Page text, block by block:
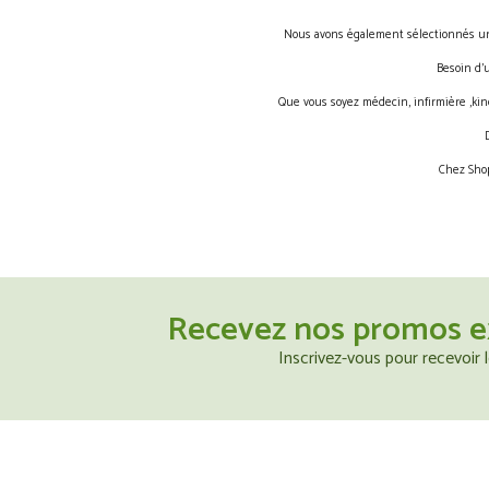
Nous avons également sélectionnés
Besoin
Que vous soyez médecin, infirmière
Chez
Recevez nos promos
Inscrivez-vous pour